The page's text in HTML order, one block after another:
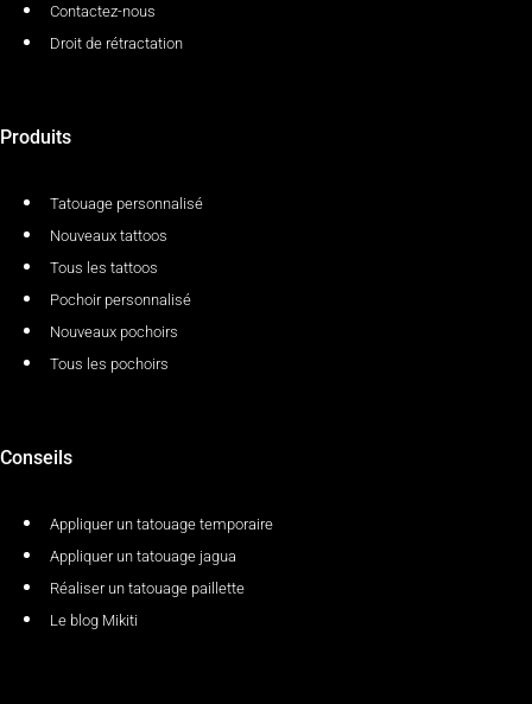
Contactez-nous
Droit de rétractation
Produits
Tatouage personnalisé
Nouveaux tattoos
Tous les tattoos
Pochoir personnalisé
Nouveaux pochoirs
Tous les pochoirs
Conseils
Appliquer un tatouage temporaire
Appliquer un tatouage jagua
Réaliser un tatouage paillette
Le blog Mikiti